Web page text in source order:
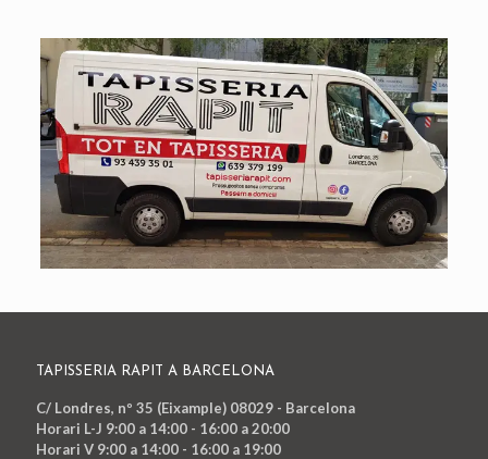
TAPISSERIA RAPIT A BARCELONA
C/ Londres, nº 35 (Eixample) 08029 - Barcelona
Horari L-J 9:00 a 14:00 - 16:00 a 20:00
Horari V 9:00 a 14:00 - 16:00 a 19:00